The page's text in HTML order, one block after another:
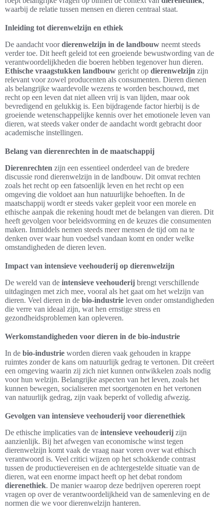
waarbij de relatie tussen mensen en dieren centraal staat.
Inleiding tot dierenwelzijn en ethiek
De aandacht voordierenwelzijn in de landbouw neemt steeds
verder toe. Dit heeft geleid tot een groeiende bewustwording van de
verantwoordelijkheden die boeren hebben tegenover hun dieren.
Ethische vraagstukken landbouw gericht op dierenwelzijn zijn
relevant voor zowel producenten als consumenten. Dieren dienen
als belangrijke waardevolle wezens te worden beschouwd, met
recht op een leven dat niet alleen vrij is van lijden, maar ook
bevredigend en gelukkig is. Een bijdragende factor hierbij is de
groeiende wetenschappelijke kennis over het emotionele leven van
dieren, wat steeds vaker onder de aandacht wordt gebracht door
academische instellingen.
Belang van dierenrechten in de maatschappij
Dierenrechten zijn een essentieel onderdeel van de bredere
discussie rond dierenwelzijn in de landbouw. Dit omvat rechten
zoals het recht op een fatsoenlijk leven en het recht op een
omgeving die voldoet aan hun natuurlijke behoeften. In de
maatschappij wordt er steeds vaker gepleit voor een morele en
ethische aanpak die rekening houdt met de belangen van dieren. Dit
heeft gevolgen voor beleidsvorming en de keuzes die consumenten
maken. Inmiddels nemen steeds meer mensen de tijd om na te
denken over waar hun voedsel vandaan komt en onder welke
omstandigheden de dieren leven.
Impact van intensieve veehouderij op dierenwelzijn
De wereld van de intensieve veehouderij brengt verschillende
uitdagingen met zich mee, vooral als het gaat om het welzijn van
dieren. Veel dieren in de bio-industrie leven onder omstandigheden
die verre van ideaal zijn, wat hen ernstige stress en
gezondheidsproblemen kan opleveren.
Werkomstandigheden voor dieren in de bio-industrie
In de bio-industrie worden dieren vaak gehouden in krappe
ruimtes zonder de kans om natuurlijk gedrag te vertonen. Dit creëert
een omgeving waarin zij zich niet kunnen ontwikkelen zoals nodig
voor hun welzijn. Belangrijke aspecten van het leven, zoals het
kunnen bewegen, socialiseren met soortgenoten en het vertonen
van natuurlijk gedrag, zijn vaak beperkt of volledig afwezig.
Gevolgen van intensieve veehouderij voor dierenethiek
De ethische implicaties van de intensieve veehouderij zijn
aanzienlijk. Bij het afwegen van economische winst tegen
dierenwelzijn komt vaak de vraag naar voren over wat ethisch
verantwoord is. Veel critici wijzen op het schokkende contrast
tussen de productievereisen en de achtergestelde situatie van de
dieren, wat een enorme impact heeft op het debat rondom
dierenethiek. De manier waarop deze bedrijven opereren roept
vragen op over de verantwoordelijkheid van de samenleving en de
normen die we voor dierenwelzijn hanteren.